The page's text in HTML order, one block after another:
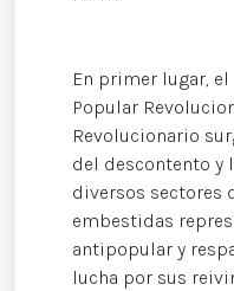
En primer lugar,
Popular
Revolucionario
del descontento y
diversos sectores
embestidas
antipopular y
lucha por sus